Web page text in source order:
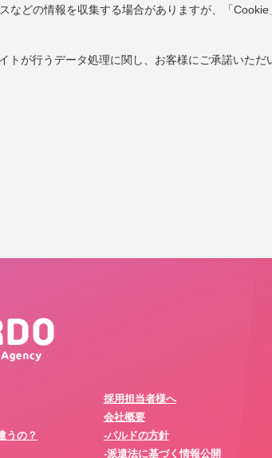
どの情報を収集する場合がありますが、「
が行うデータ処理に関し、お客様にご承諾いただ
うの？
採用担当者様へ
会社概要
-パルドの方針
-派遣法に基づく情報公開